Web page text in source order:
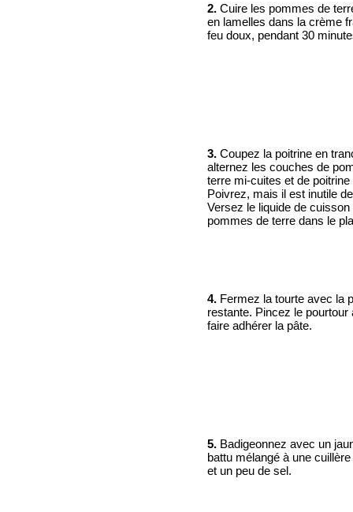
2. Cuire les pommes de
en lamelles dans la crème
feu doux, pendant 30
3. Coupez la poitrine en
alternez les couches de
terre mi-cuites et de poitrine
Poivrez, mais il est inutile
Versez le liquide de cuisson
pommes de terre dans le
4. Fermez la tourte avec la
restante. Pincez le pourtour
faire adhérer la pâte.
5. Badigeonnez avec un
battu mélangé à une
et un peu de sel.